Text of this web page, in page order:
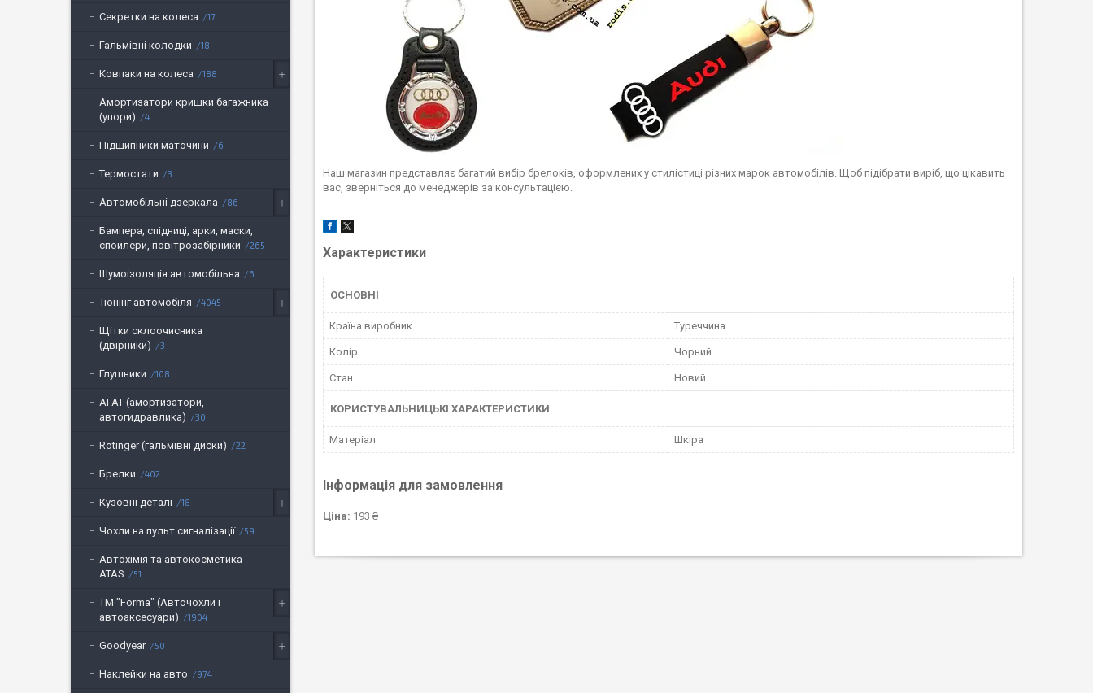
Наш магазин представляє багатий вибір брелоків, оформлених у стилістиці різних марок автомобілів. Щоб підібрати виріб, що цікавить
вас, зверніться до менеджерів за консультацією.
Характеристики
ОСНОВНІ
Країна виробник Туреччина
Колір Чорний
Стан Новий
КОРИСТУВАЛЬНИЦЬКІ ХАРАКТЕРИСТИКИ
Матеріал Шкіра
Інформація для замовлення
Ціна: 193 ₴
Секретки на колеса 17
Гальмівні колодки 18
Ковпаки на колеса 188
Амортизатори кришки багажника
(упори)
4
Підшипники маточини 6
Термостати 3
Автомобільні дзеркала 86
Бампера, спідниці, арки, маски,
спойлери, повітрозабірники
265
Шумоізоляція автомобільна 6
Тюнінг автомобіля 4045
Щітки склоочисника
(двірники)
3
Глушники 108
АГАТ (амортизатори,
автогидравлика)
30
Rotinger (гальмівні диски) 22
Брелки 402
Кузовні деталі 18
Чохли на пульт сигналізації 59
Автохімія та автокосметика
ATAS
51
ТМ "Forma" (Авточохли і
автоаксесуари)
1904
Goodyear 50
Наклейки на авто 974